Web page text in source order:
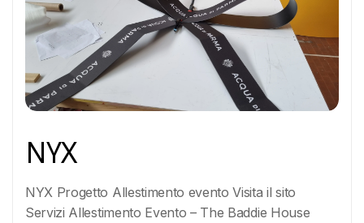
NYX
NYX Progetto Allestimento evento Visita il sito
Servizi Allestimento Evento – The Baddie House